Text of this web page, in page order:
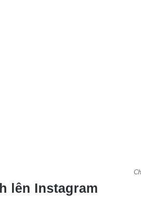
lên Instagram